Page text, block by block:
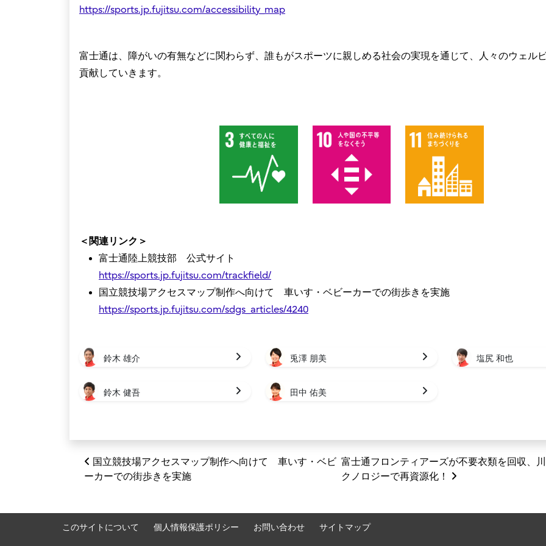
https://sports.jp.fujitsu.com/accessibility_map
富士通は、障がいの有無などに関わらず、誰もがスポーツに親しめる社会の実現を通じて、人々のウェル
貢献していきます。
＜関連リンク＞
富士通陸上競技部 公式サイト
https://sports.jp.fujitsu.com/trackfield/
国立競技場アクセスマップ制作へ向けて 車いす・ベビーカーでの街歩きを実施
https://sports.jp.fujitsu.com/sdgs_articles/4240
鈴木 雄介 兎澤 朋美 塩尻 和也
鈴木 健吾 田中 佑美
投稿ナビゲーション
国立競技場アクセスマップ制作へ向けて 車いす・ベビ
ーカーでの街歩きを実施
富士通フロンティアーズが不要衣類を回収、
クノロジーで再資源化！
このサイトについて 個人情報保護ポリシー お問い合わせ サイトマップ